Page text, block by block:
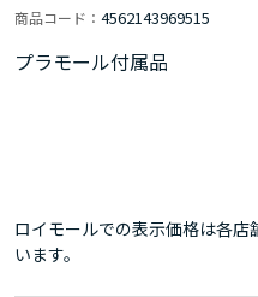
商品コード 4562143969515
プラモール付属品
ロイモールでの表示価格は各
います。